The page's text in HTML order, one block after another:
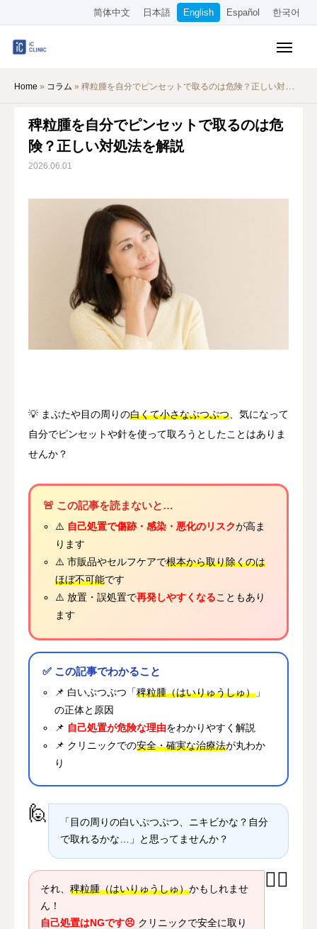
简体中文 日本語 English Español 한국어
Home » コラム » 稗粒腫を自分でピンセットで取るのは危険？正しい対処法を解説
稗粒腫を自分でピンセットで取るのは危
険？正しい対処法を解説
2026.06.01
💡 まぶたや目の周りの白くて小さなぷつぷつ 、気になって
自分でピンセットや針を使って取ろうとしたことはありま
せんか？
🚨 この記事を読まないと…
⚠️ 自己処置で傷跡・感染・悪化のリスクが高ま
ります
⚠️ 市販品やセルフケアで根本から取り除くのは
ほぼ不可能です
⚠️ 放置・誤処置で再発しやすくなることもあり
ます
✅ この記事でわかること
📌 白いぷつぷつ「稗粒腫（はいりゅうしゅ）」
の正体と原因
📌 自己処置が危険な理由をわかりやすく解説
📌 クリニックでの安全・確実な治療法が丸わか
り
🙋
「目の周りの白いぷつぷつ、ニキビかな？自分
で取れるかな…」と思ってませんか？
👩‍⚕️
それ、 稗粒腫（はいりゅうしゅ）かもしれませ
ん！
自己処置はNGです😣 クリニックで安全に取り
Pricing
Online Medical Consultation
About Our Clinic
简体中文 日本語 English Español 한국어